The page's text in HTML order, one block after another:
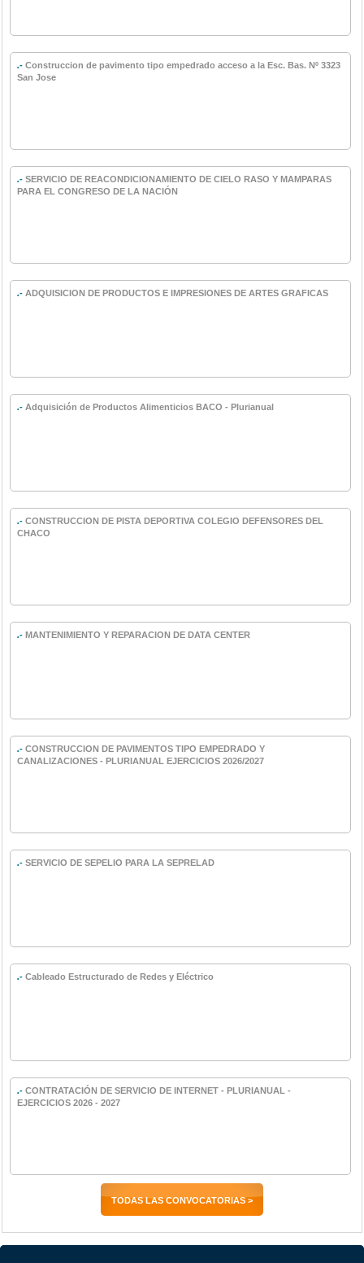
.- Construccion de pavimento tipo empedrado acceso a la Esc. Bas. Nº 3323
San Jose
.- SERVICIO DE REACONDICIONAMIENTO DE CIELO RASO Y MAMPARAS
PARA EL CONGRESO DE LA NACIÓN
.- ADQUISICION DE PRODUCTOS E IMPRESIONES DE ARTES GRAFICAS
.- Adquisición de Productos Alimenticios BACO - Plurianual
.- CONSTRUCCION DE PISTA DEPORTIVA COLEGIO DEFENSORES DEL
CHACO
.- MANTENIMIENTO Y REPARACION DE DATA CENTER
.- CONSTRUCCION DE PAVIMENTOS TIPO EMPEDRADO Y
CANALIZACIONES - PLURIANUAL EJERCICIOS 2026/2027
.- SERVICIO DE SEPELIO PARA LA SEPRELAD
.- Cableado Estructurado de Redes y Eléctrico
.- CONTRATACIÓN DE SERVICIO DE INTERNET - PLURIANUAL -
EJERCICIOS 2026 - 2027
TODAS LAS CONVOCATORIAS >